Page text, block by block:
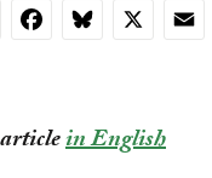
FacebookBluesky
X
in English